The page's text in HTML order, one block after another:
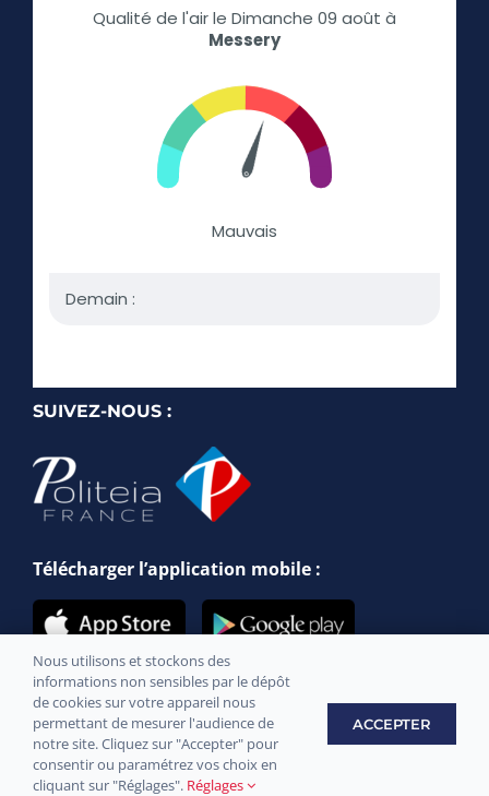
SUIVEZ-NOUS :
Télécharger l’application mobile :
Site officiel de la commune de Messery © 2021 –
– Confidentialité– Développement par
Nous utilisons et stockons des
informations non sensibles par le dépôt
de cookies sur votre appareil nous
permettant de mesurer l'audience de
notre site. Cliquez sur "Accepter" pour
consentir ou paramétrez vos choix en
cliquant sur "Réglages". Réglages
ACCEPTER